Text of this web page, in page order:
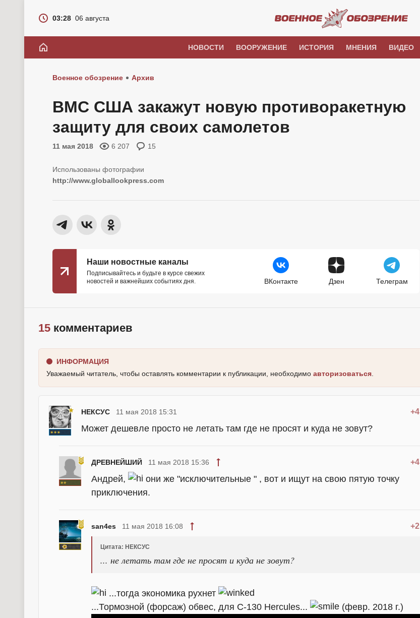
03:28 06 августа
НОВОСТИ ВООРУЖЕНИЕ ИСТОРИЯ МНЕНИЯ ВИДЕО
Военное обозрение Архив
ВМС США закажут новую противоракетную
защиту для своих самолетов
11 мая 2018 6 207 15
http://www.globallookpress.com
Наши новостные каналы
Подписывайтесь и будьте в курсе свежих
новостей и важнейших событиях дня.
ВКонтакте Дзен Телеграм
15 комментариев
ИНФОРМАЦИЯ
Уважаемый читатель, чтобы оставлять комментарии к публикации, необходимо авторизоваться
НЕКСУС +4
11 мая 2018 15:31
Может дешевле просто не летать там где не просят и куда не зовут?
ДРЕВНЕЙШИЙ +4
11 мая 2018 15:36
Андрей,
они же "исключительные " , вот и ищут на свою пятую точку
приключения.
san4es +2
11 мая 2018 16:08
Цитата: НЕКСУС
... не летать там где не просят и куда не зовут?
...тогда экономика рухнет
...Тормозной (форсаж) обвес, для C-130 Hercules...
(февр. 2018 г.)